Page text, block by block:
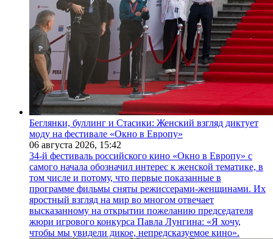
Беглянки, буллинг и Стасики: Женский взгляд диктует
моду на фестивале «Окно в Европу»
06 августа 2026, 15:42
34-й фестиваль российского кино «Окно в Европу» с
самого начала обозначил интерес к женской тематике, в
том числе и потому, что первые показанные в
программе фильмы сняты режиссерами-женщинами. Их
яростный взгляд на мир во многом отвечает
высказанному на открытии пожеланию председателя
жюри игрового конкурса Павла Лунгина: «Я хочу,
чтобы мы увидели дикое, непредсказуемое кино».